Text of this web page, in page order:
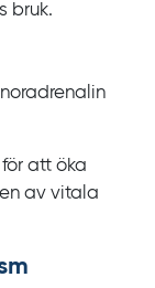
bruk.
att öka
av vitala